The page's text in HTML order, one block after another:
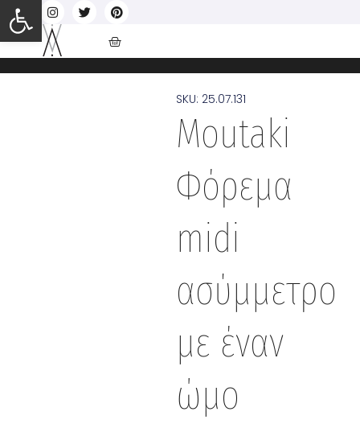
SKU: 25.07.131
Moutaki
Φόρεμα
midi
ασύμμετρο
με έναν
ώμο
Ανοίξτε τη γραμμή εργαλείων